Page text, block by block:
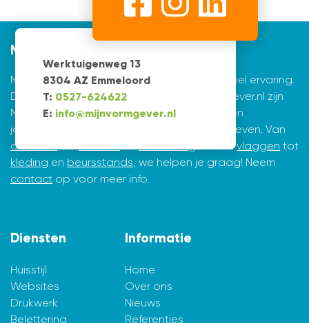
Werktuigenweg 13
8304 AZ Emmeloord
T: 0527-624622
E: info@mijnvormgever.nl
Mijnvormgever
Mijnvormgever.nl: een grafisch bedrijf met veel ervaring.
De creatieve ontwerpers achter Mijnvormgever.nl zijn
Marius de Vries en Erik Tijsma. Beiden hebben
jarenlange ervaring in ontwerpen en vormgeven. Van
drukwerk
en vanvlaggen tot
kleding en beursstands , we helpen je graag! Neem
contact op voor meer info.
Diensten
Huisstijl
Websites
Drukwerk
Belettering
Informatie
Home
Over ons
Nieuws
Referenties